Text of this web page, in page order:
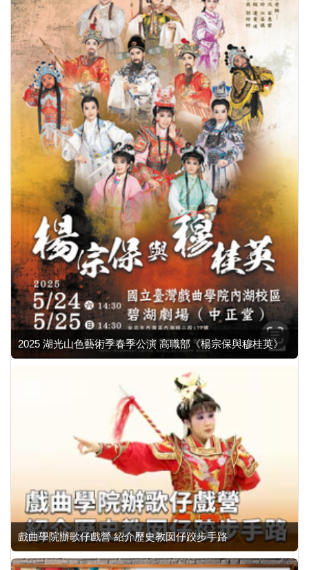
2025 湖光山色藝術季春季公演 高職部《楊宗保與穆桂英》
戲曲學院辦歌仔戲營 紹介歷史教囡仔跤步手路